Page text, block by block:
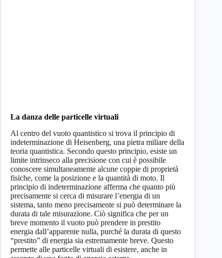
La danza delle particelle virtuali
Al centro del vuoto quantistico si trova il principio di
indeterminazione di Heisenberg, una pietra miliare della
teoria quantistica. Secondo questo principio, esiste un
limite intrinseco alla precisione con cui è possibile
conoscere simultaneamente alcune coppie di proprietà
fisiche, come la posizione e la quantità di moto. Il
principio di indeterminazione afferma che quanto più
precisamente si cerca di misurare l’energia di un
sistema, tanto meno precisamente si può determinare la
durata di tale misurazione. Ciò significa che per un
breve momento il vuoto può prendere in prestito
energia dall’apparente nulla, purché la durata di questo
“prestito” di energia sia estremamente breve. Questo
permette alle particelle virtuali di esistere, anche in